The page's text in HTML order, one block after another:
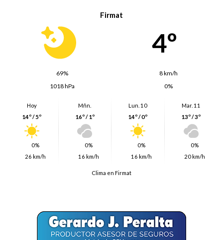
Firmat
4º
69%
8 km/h
1018 hPa
0%
Hoy
14º / 5º
0%
26 km/h
Mñn.
16º / 1º
0%
16 km/h
Lun. 10
14º / 0º
0%
16 km/h
Mar. 11
13º / 3º
0%
20 km/h
Clima en Firmat